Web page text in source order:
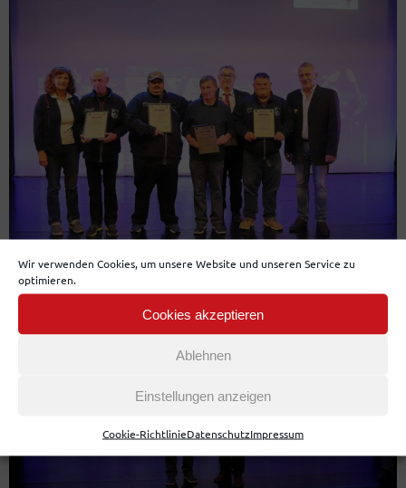
Wir verwenden Cookies, um unsere Website und unseren Service zu
optimieren.
Cookies akzeptieren
Ablehnen
Einstellungen anzeigen
Cookie-RichtlinieDatenschutzImpressum